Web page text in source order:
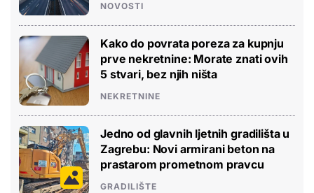
NOVOSTI
Kako do povrata poreza za kupnju
prve nekretnine: Morate znati ovih
5 stvari, bez njih ništa
NEKRETNINE
Jedno od glavnih ljetnih gradilišta u
Zagrebu: Novi armirani beton na
prastarom prometnom pravcu
GRADILIŠTE